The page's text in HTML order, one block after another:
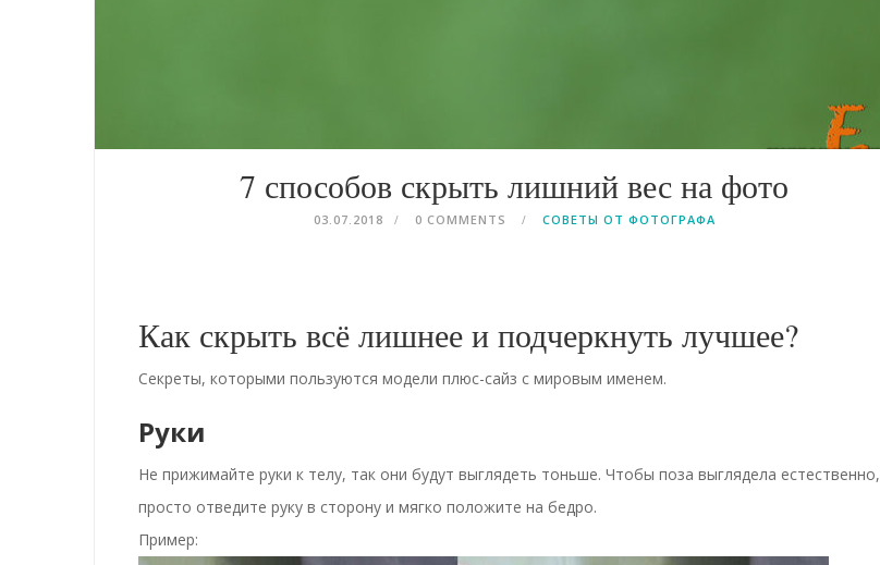
7 способов скрыть лишний вес на фото
03.07.2018 0 COMMENTS СОВЕТЫ ОТ ФОТОГРАФА
Как скрыть всё лишнее и подчеркнуть лучшее?
Секреты, которыми пользуются модели плюс-сайз с мировым именем.
Руки
Не прижимайте руки к телу, так они будут выглядеть тоньше. Чтобы поза выглядела естественно,
просто отведите руку в сторону и мягко положите на бедро.
Пример: